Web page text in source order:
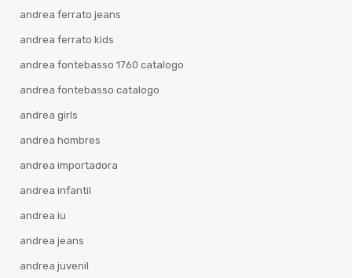
andrea ferrato jeans
andrea ferrato kids
andrea fontebasso 1760 catalogo
andrea fontebasso catalogo
andrea girls
andrea hombres
andrea importadora
andrea infantil
andrea iu
andrea jeans
andrea juvenil